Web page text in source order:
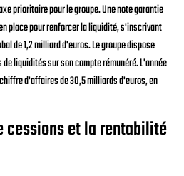
prioritaire pour le groupe. Une note garantie
place pour renforcer la liquidité, s'inscrivant
de 1,2 milliard d'euros. Le groupe dispose
liquidités sur son compte rémunéré. L'année
d'affaires de 30,5 milliards d'euros, en
cessions et la rentabilité